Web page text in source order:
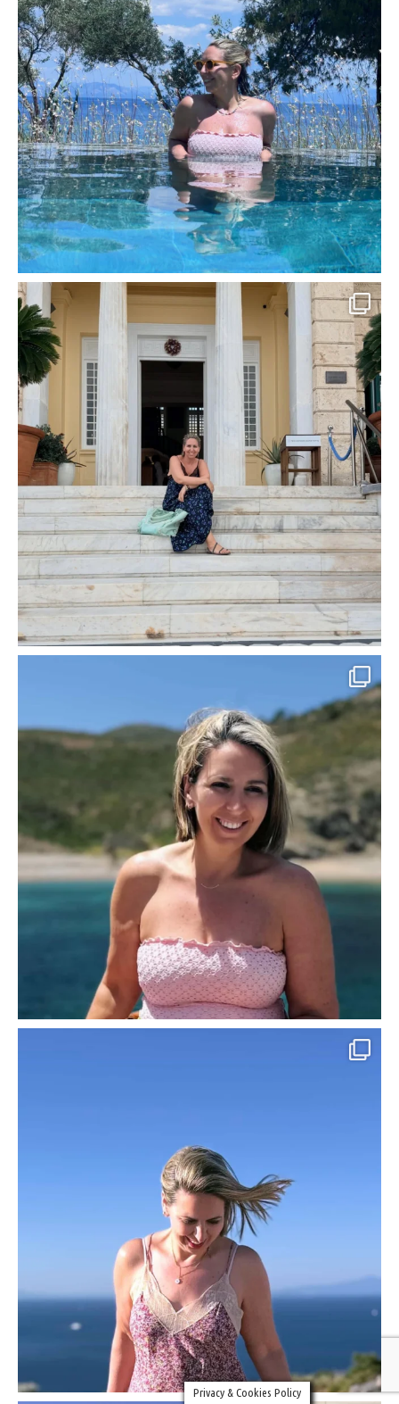
Privacy & Cookies Policy